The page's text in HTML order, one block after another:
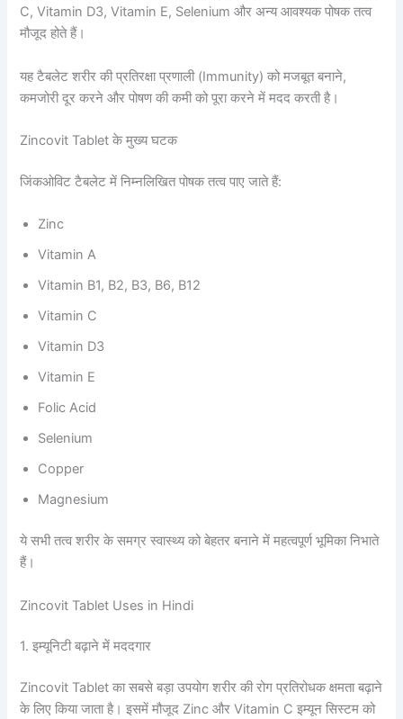
C, Vitamin D3, Vitamin E, Selenium और अन्य आवश्यक पोषक तत्व
मौजूद होते हैं।
यह टैबलेट शरीर की प्रतिरक्षा प्रणाली (Immunity) को मजबूत बनाने,
कमजोरी दूर करने और पोषण की कमी को पूरा करने में मदद करती है।
Zincovit Tablet के मुख्य घटक
जिंकओविट टैबलेट में निम्नलिखित पोषक तत्व पाए जाते हैं:
Zinc
Vitamin A
Vitamin B1, B2, B3, B6, B12
Vitamin C
Vitamin D3
Vitamin E
Folic Acid
Selenium
Copper
Magnesium
ये सभी तत्व शरीर के समग्र स्वास्थ्य को बेहतर बनाने में महत्वपूर्ण भूमिका निभाते
हैं।
Zincovit Tablet Uses in Hindi
1. इम्यूनिटी बढ़ाने में मददगार
Zincovit Tablet का सबसे बड़ा उपयोग शरीर की रोग प्रतिरोधक क्षमता बढ़ाने
के लिए किया जाता है। इसमें मौजूद Zinc और Vitamin C इम्यून सिस्टम को